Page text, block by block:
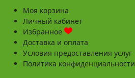
Моя корзина
Личный кабинет
Избранное
Доставка и оплата
Условия предоставления услуг
Политика конфиденциальности